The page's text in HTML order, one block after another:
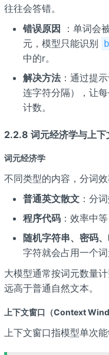
往往会答错。
错误原因
：单词会
元，模型只能识别
中的r。
解决方法：通过提
连字符分隔），让
计数。
2.2.8 词元经济学与上下
词元经济学
不同类型的内容，分词
普通英文散文：分
程序代码：效率中等
随机字符串、密码
字符就会占用一个
大模型通常按词元数量
远高于普通自然文本。
上下文窗口（Context
上下文窗口指模型单次